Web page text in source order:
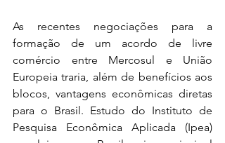
As recentes negociações para a
formação de um acordo de livre
comércio entre Mercosul e União
Europeia traria, além de benefícios aos
blocos, vantagens econômicas diretas
para o Brasil. Estudo do Instituto de
Pesquisa Econômica Aplicada (Ipea)